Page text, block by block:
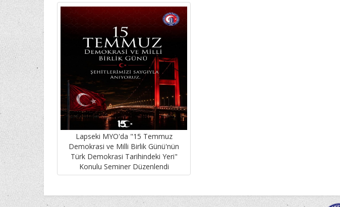
Lapseki MYO'da "15 Temmuz
Demokrasi ve Milli Birlik Günü'nün
Türk Demokrasi Tarihindeki Yeri"
Konulu Seminer Düzenlendi